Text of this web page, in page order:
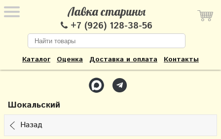
Лавка старины
+7 (926) 128-38-56
Каталог Оценка Доставка и оплата Контакты
Шокальский
Назад